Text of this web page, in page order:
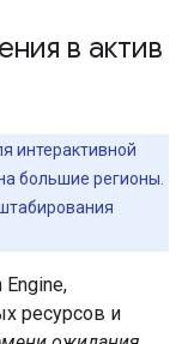
в актив
интерактивной
большие регионы.
ресурсов и